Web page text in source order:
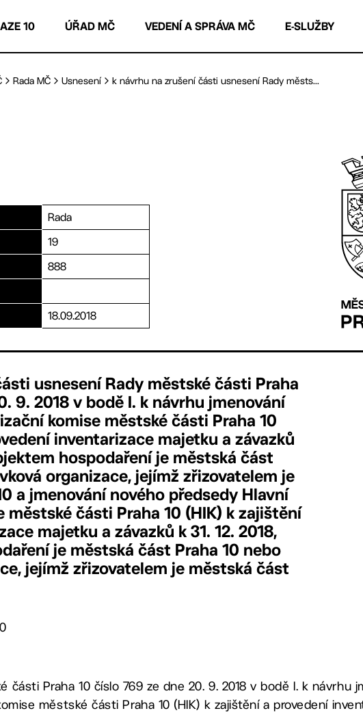
10 ÚŘAD MČ VEDENÍ A SPRÁVA MČ E-SLUŽBY
Rada MČ Usnesení k návrhu na zrušení části usnesení Rady městs...
Rada
19
888
18.09.2018
usnesení Rady městské části Praha
9. 2018 v bodě I. k návrhu jmenování
komise městské části Praha 10
inventarizace majetku a závazků
hospodaření je městská část
organizace, jejímž zřizovatelem je
a jmenování nového předsedy Hlavní
městské části Praha 10 (HIK) k zajištění
majetku a závazků k 31. 12. 2018,
je městská část Praha 10 nebo
jejímž zřizovatelem je městská část
části Praha 10 číslo 769 ze dne 20. 9. 2018 v bodě I. k návrhu
městské části Praha 10 (HIK) k zajištění a provedení